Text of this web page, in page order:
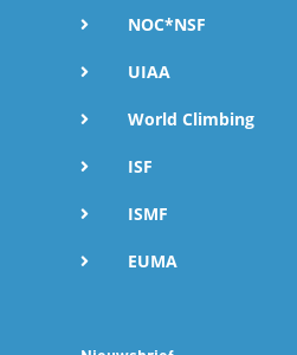
NOC*NSF
UIAA
World Climbing
ISF
ISMF
EUMA